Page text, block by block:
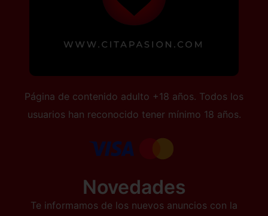
Página de contenido adulto +18 años. Todos los
usuarios han reconocido tener mínimo 18 años.
Novedades
Te informamos de los nuevos anuncios con la